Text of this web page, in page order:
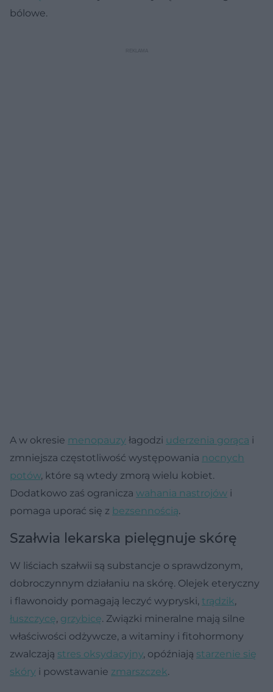
bólowe.
A w okresie menopauzy łagodzi uderzenia gorąca i
zmniejsza częstotliwość występowania nocnych
potów, które są wtedy zmorą wielu kobiet.
Dodatkowo zaś ogranicza wahania nastrojów i
pomaga uporać się z bezsennością.
Szałwia lekarska pielęgnuje skórę
W liściach szałwii są substancje o sprawdzonym,
dobroczynnym działaniu na skórę. Olejek eteryczny
i flawonoidy pomagają leczyć wypryski, trądzik,
łuszczycę, grzybicę. Związki mineralne mają silne
właściwości odżywcze, a witaminy i fitohormony
zwalczają stres oksydacyjny, opóźniają starzenie się
skóry i powstawanie zmarszczek.